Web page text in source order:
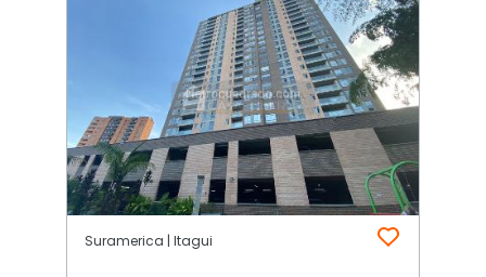
Suramerica | Itagui